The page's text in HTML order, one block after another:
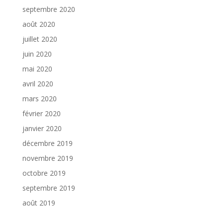
septembre 2020
août 2020
juillet 2020
juin 2020
mai 2020
avril 2020
mars 2020
février 2020
janvier 2020
décembre 2019
novembre 2019
octobre 2019
septembre 2019
août 2019